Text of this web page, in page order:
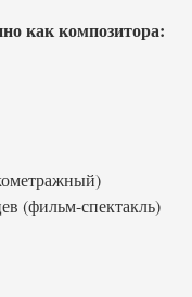
как композитора:
(фильм-спектакль)